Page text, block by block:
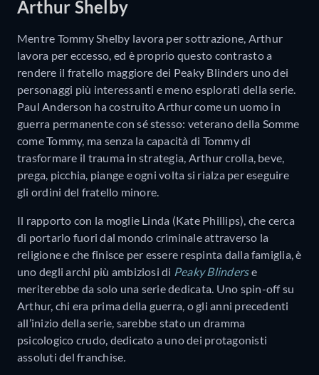
Arthur Shelby
Mentre Tommy Shelby lavora per sottrazione, Arthur
lavora per eccesso, ed è proprio questo contrasto a
rendere il fratello maggiore dei Peaky Blinders uno dei
personaggi più interessanti e meno esplorati della serie.
Paul Anderson ha costruito Arthur come un uomo in
guerra permanente con sé stesso: veterano della Somme
come Tommy, ma senza la capacità di Tommy di
trasformare il trauma in strategia, Arthur crolla, beve,
prega, picchia, piange e ogni volta si rialza per eseguire
gli ordini del fratello minore.
Il rapporto con la moglie Linda (Kate Phillips), che cerca
di portarlo fuori dal mondo criminale attraverso la
religione e che finisce per essere respinta dalla famiglia, è
uno degli archi più ambiziosi di Peaky Blinderse
meriterebbe da solo una serie dedicata. Uno spin-off su
Arthur, chi era prima della guerra, o gli anni precedenti
all’inizio della serie, sarebbe stato un dramma
psicologico crudo, dedicato a uno dei protagonisti
assoluti del franchise.